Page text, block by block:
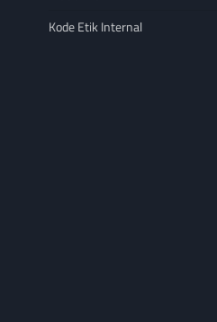
Kode Etik Internal